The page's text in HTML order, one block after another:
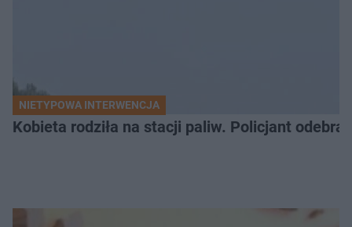
NIETYPOWA INTERWENCJA
Kobieta rodziła na stacji paliw. Policjant